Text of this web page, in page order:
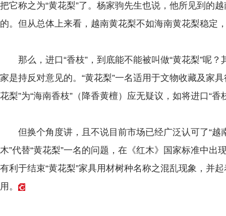
把它称之为“黄花梨”了。杨家驹先生也说，他所见到的
的。但从总体上来看，越南黄花梨不如海南黄花梨稳定
那么，进口“香枝”，到底能不能被叫做“黄花梨”呢？
家是持反对意见的。“黄花梨”一名适用于文物收藏及家
花梨”为“海南香枝”（降香黄檀）应无疑议，如将进口“香
但换个角度讲，且不说目前市场已经广泛认可了“越
木”代替“黄花梨”一名的问题，在《红木》国家标准中出
有利于结束“黄花梨”家具用材树种名称之混乱现象，并
用。